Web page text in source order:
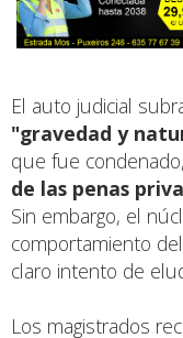
El auto judicial
"gravedad y
que fue
de las penas
Sin embargo, el
comportamiento
claro intento de
Los magistrados